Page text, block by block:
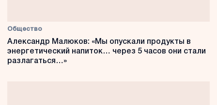
Общество
Александр Малюков: «Мы опускали продукты в
энергетический напиток… через 5 часов они стали
разлагаться…»